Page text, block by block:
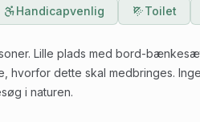
Handicapvenlig Toilet
Lille plads med bord-
hvorfor dette skal medbringes.
i naturen.